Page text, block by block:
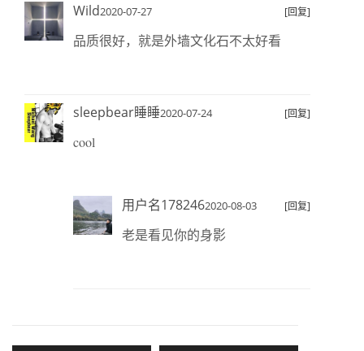
Wild2020-07-27 [回复]
品质很好，就是外墙文化石不太好看
sleepbear睡睡2020-07-24 [回复]
cool
用户名1782462020-08-03 [回复]
老是看见你的身影